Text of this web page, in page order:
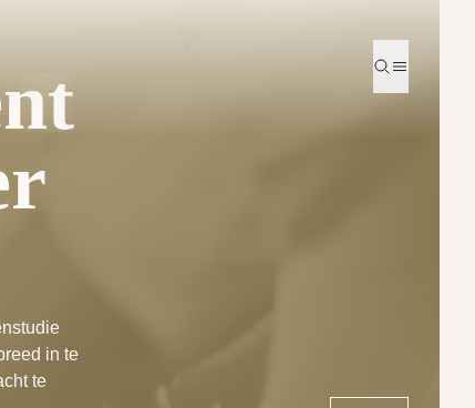
Zoeken
Menu
in te
te